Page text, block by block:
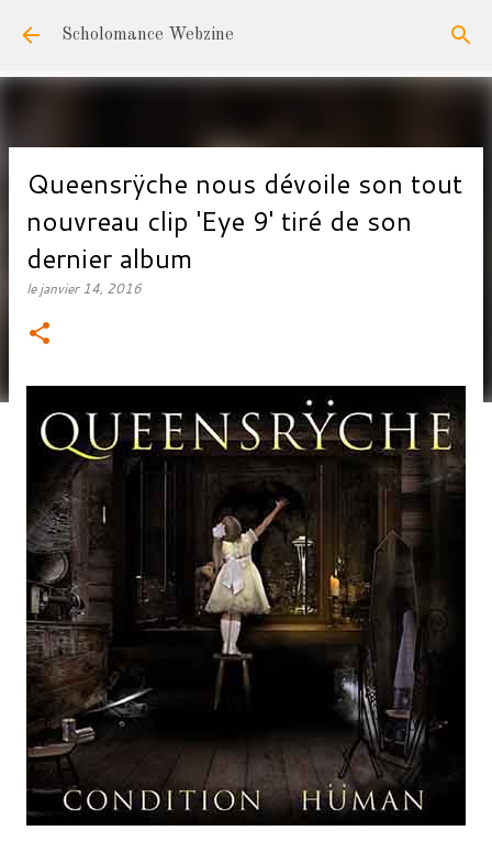
Accéder au contenu principal
Scholomance Webzine
Queensrÿche nous dévoile son tout
nouvreau clip 'Eye 9' tiré de son
dernier album
lejanvier 14, 2016